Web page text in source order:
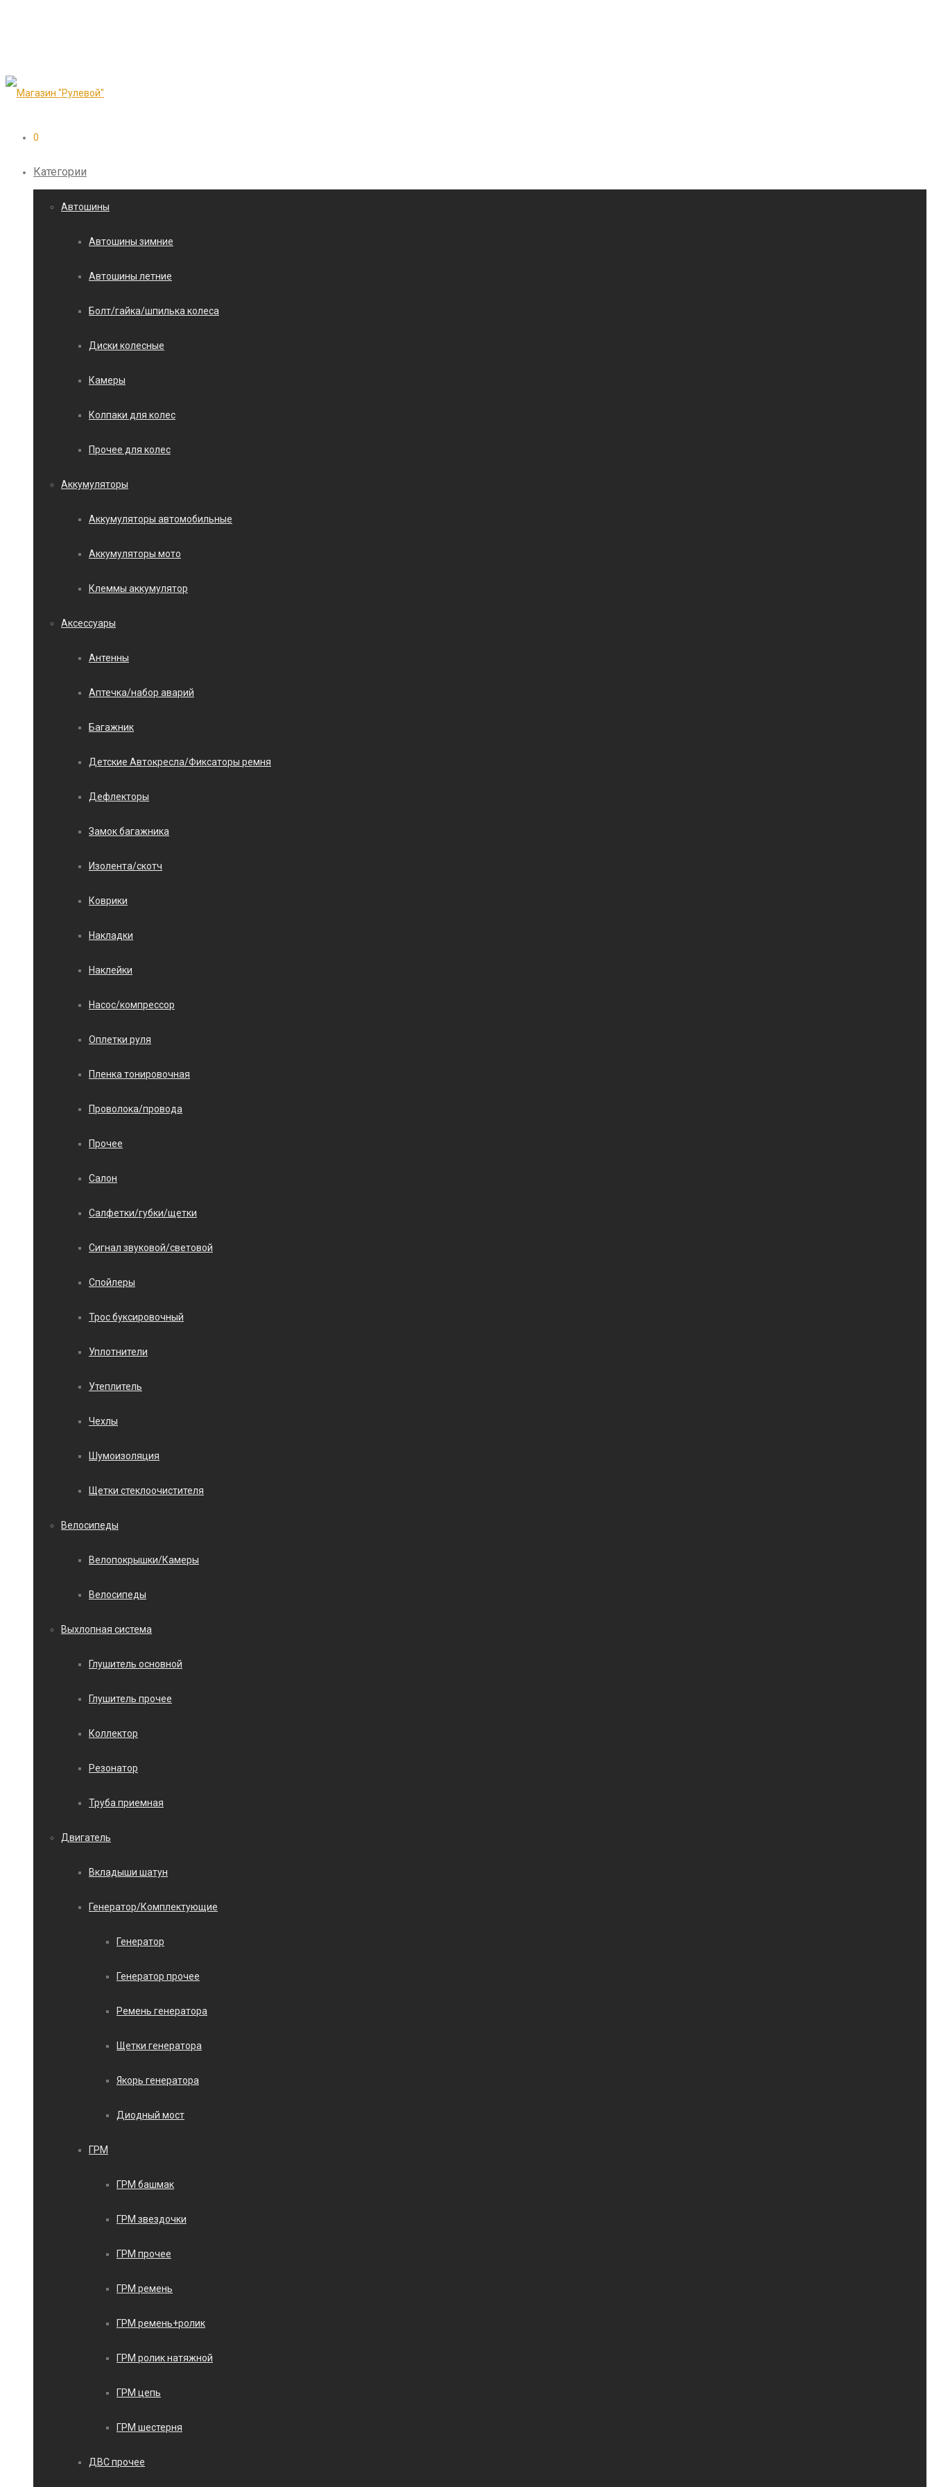
0
Категории
Автошины
Автошины зимние
Автошины летние
Болт/гайка/шпилька колеса
Диски колесные
Камеры
Колпаки для колес
Прочее для колес
Аккумуляторы
Аккумуляторы автомобильные
Аккумуляторы мото
Клеммы аккумулятор
Аксессуары
Антенны
Аптечка/набор аварий
Багажник
Детские Автокресла/Фиксаторы ремня
Дефлекторы
Замок багажника
Изолента/скотч
Коврики
Накладки
Наклейки
Насос/компрессор
Оплетки руля
Пленка тонировочная
Проволока/провода
Прочее
Салон
Салфетки/губки/щетки
Сигнал звуковой/световой
Спойлеры
Трос буксировочный
Уплотнители
Утеплитель
Чехлы
Шумоизоляция
Щетки стеклоочистителя
Велосипеды
Велопокрышки/Камеры
Велосипеды
Выхлопная система
Глушитель основной
Глушитель прочее
Коллектор
Резонатор
Труба приемная
Двигатель
Вкладыши шатун
Генератор/Комплектующие
Генератор
Генератор прочее
Ремень генератора
Щетки генератора
Якорь генератора
Диодный мост
ГРМ
ГРМ башмак
ГРМ звездочки
ГРМ прочее
ГРМ ремень
ГРМ ремень+ролик
ГРМ ролик натяжной
ГРМ цепь
ГРМ шестерня
ДВС прочее